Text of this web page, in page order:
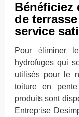
Bénéficiez
de
service
Pour éliminer
hydrofuges qui
utilisés pour le
toiture en
produits sont
Entreprise